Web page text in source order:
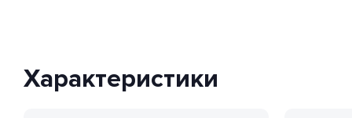
Характеристики